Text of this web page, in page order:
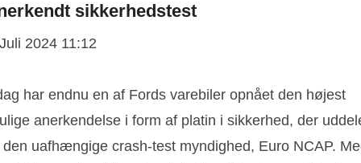
sikkerhedstest
2024 11:12
har endnu en af Fords varebiler opnået den højest
anerkendelse i form af platin i sikkerhed, der
den uafhængige crash-test myndighed, Euro NCAP.